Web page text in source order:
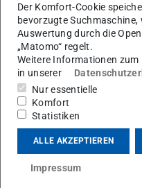
AG Moore
Kontakt
Der Komfort-Cookie
bevorzugte Suchmaschine,
Auswertung durch die
„Matomo“ regelt.
Weitere Informationen zum
in unserer
Nur essentielle
Komfort
Statistiken
ALLE AKZEPTIEREN
Impressum